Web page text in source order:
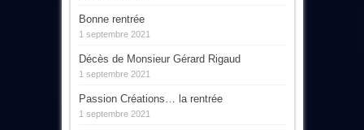
Bonne rentrée
1 septembre 2021
Décès de Monsieur Gérard Rigaud
1 septembre 2021
Passion Créations… la rentrée
1 septembre 2021